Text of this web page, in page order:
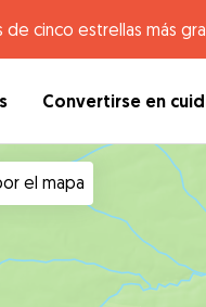
cinco estrellas más
Convertirse en
el mapa